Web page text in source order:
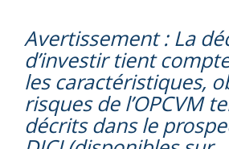
Avertissement : La
d’investir tient
les caractéristiques,
risques de l’OPCVM
décrits dans le